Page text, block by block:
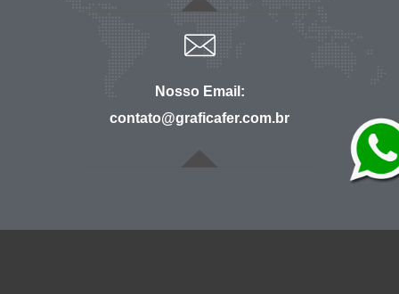
Nosso Email:
contato@graficafer.com.br